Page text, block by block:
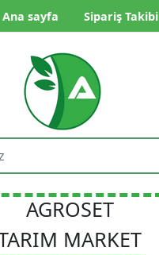
Ana sayfa Sipariş Takibi
AGROSET
MARKET